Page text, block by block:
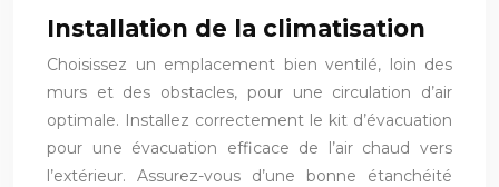
Installation de la climatisation
Choisissez un emplacement bien ventilé, loin des
murs et des obstacles, pour une circulation d’air
optimale. Installez correctement le kit d’évacuation
pour une évacuation efficace de l’air chaud vers
l’extérieur. Assurez-vous d’une bonne étanchéité